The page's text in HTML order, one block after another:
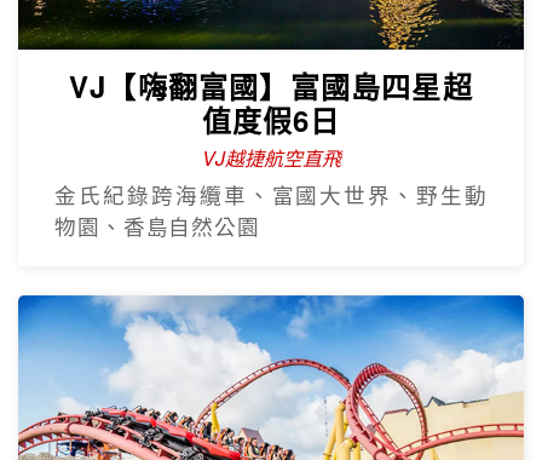
VJ【嗨翻富國】富國島四星超
值度假6日
VJ越捷航空直飛
金氏紀錄跨海纜車、富國大世界、野生動
物園、香島自然公園